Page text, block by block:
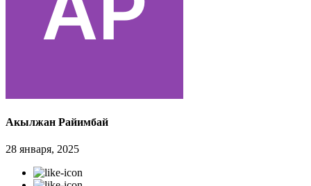
Акылжан Райимбай
28 января, 2025